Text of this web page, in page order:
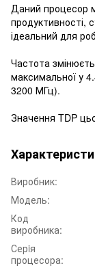
Даний процесор
продуктивності,
ідеальний для
Частота
максимальної у
3200 МГц).
Значення TDP
Виробник:
Модель:
Код
виробника:
Серiя
процесора: